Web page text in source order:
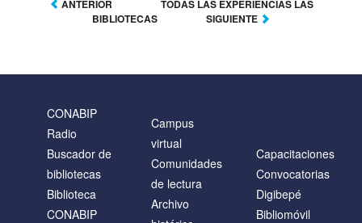
ANTERIOR
TODAS LAS EXPERIENCIAS LAS
BIBLIOTECAS
SIGUIENTE
CONABIP
Radio
Buscador de
bibliotecas
Biblioteca
CONABIP
Campus
virtual
Comunidades
de lectura
Archivo
Capacitaciones
Convocatorias
Digibepé
Bibliomóvil